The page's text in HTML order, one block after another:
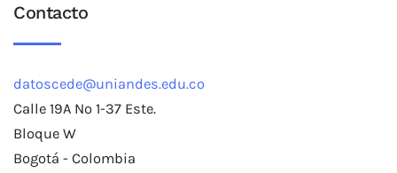
Contacto
datoscede@uniandes.edu.co
Calle 19A No 1-37 Este.
Bloque W
Bogotá - Colombia